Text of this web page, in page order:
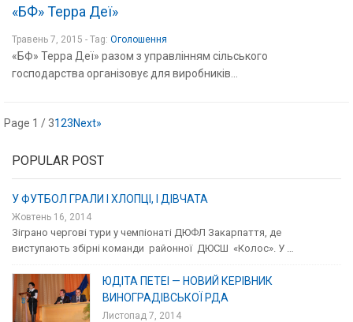
«БФ» Терра Деї»
Травень 7, 2015 - Tag: Оголошення
«БФ» Терра Деї» разом з управлінням сільського
господарства організовує для виробників...
Page 1 / 3123Next»
POPULAR POST
У ФУТБОЛ ГРАЛИ І ХЛОПЦІ, І ДІВЧАТА
Жовтень 16, 2014
Зіграно чергові тури у чемпіонаті ДЮФЛ Закарпаття, де
виступають збірні команди районної ДЮСШ «Колос». У …
ЮДІТА ПЕТЕІ — НОВИЙ КЕРІВНИК
ВИНОГРАДІВСЬКОЇ РДА
Листопад 7, 2014